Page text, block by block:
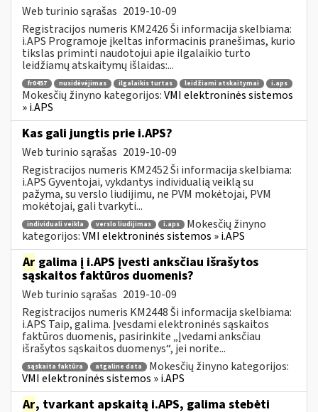
Web turinio sąrašas 2019-10-09
Registracijos numeris KM2426 Ši informacija skelbiama:
i.APS Programoje įkeltas informacinis pranešimas, kurio
tikslas priminti naudotojui apie ilgalaikio turto
leidžiamų atskaitymų išlaidas:...
fr0457 nusidėvėjimas ilgalaikis turtas leidžiami atskaitymai i.aps
Mokesčių žinyno kategorijos:VMI elektroninės sistemos
» i.APS
Kas gali jungtis prie i.APS?
Web turinio sąrašas 2019-10-09
Registracijos numeris KM2452 Ši informacija skelbiama:
i.APS Gyventojai, vykdantys individualią veiklą su
pažyma, su verslo liudijimu, ne PVM mokėtojai, PVM
mokėtojai, gali tvarkyti...
individuali veikla verslo liudijimas i.aps
Mokesčių žinyno
kategorijos:VMI elektroninės sistemos » i.APS
Ar galima į i.APS įvesti anksčiau išrašytos
sąskaitos faktūros duomenis?
Web turinio sąrašas 2019-10-09
Registracijos numeris KM2448 Ši informacija skelbiama:
i.APS Taip, galima. Įvesdami elektroninės sąskaitos
faktūros duomenis, pasirinkite „Įvedami anksčiau
išrašytos sąskaitos duomenys“, jei norite...
sąskaita faktūra atgaline data
Mokesčių žinyno kategorijos:
VMI elektroninės sistemos » i.APS
Ar, tvarkant apskaitą i.APS, galima stebėti